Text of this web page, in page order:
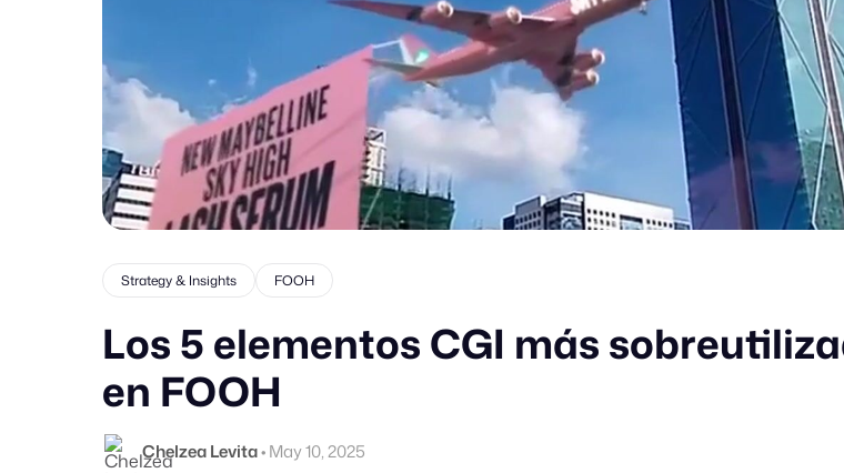
Strategy & Insights FOOH
Los 5 elementos CGI más
en FOOH
Chelzea Levita•May 10, 2025